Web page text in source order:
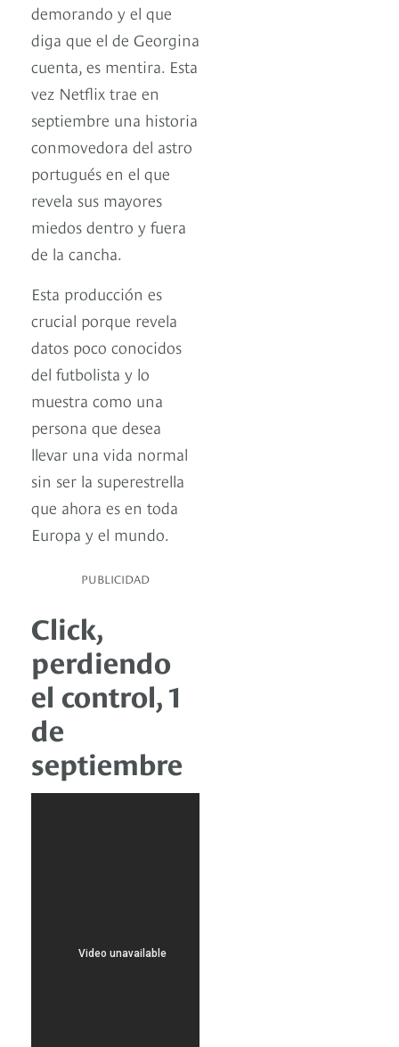
demorando y el que
diga que el de Georgina
cuenta, es mentira. Esta
vez Netflix trae en
septiembre una historia
conmovedora del astro
portugués en el que
revela sus mayores
miedos dentro y fuera
de la cancha.
Esta producción es
crucial porque revela
datos poco conocidos
del futbolista y lo
muestra como una
persona que desea
llevar una vida normal
sin ser la superestrella
que ahora es en toda
Europa y el mundo.
PUBLICIDAD
Click,
perdiendo
el control, 1
de
septiembre